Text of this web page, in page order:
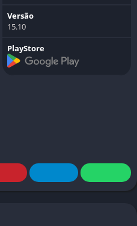
Versão
15.10
PlayStore